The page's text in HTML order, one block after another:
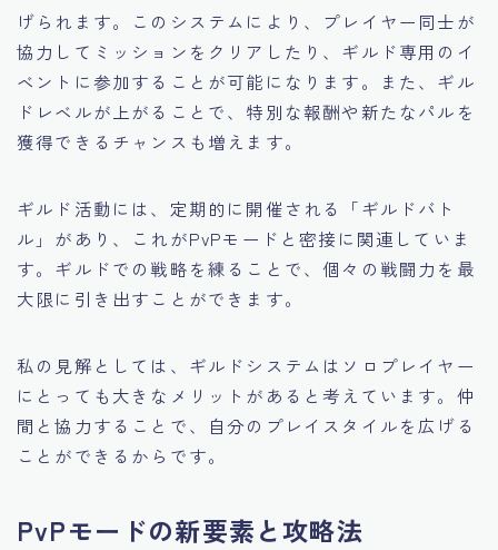
げられます。このシステムにより、プレイヤー同士が
協力してミッションをクリアしたり、ギルド専用のイ
ベントに参加することが可能になります。また、ギル
ドレベルが上がることで、特別な報酬や新たなパルを
獲得できるチャンスも増えます。
ギルド活動には、定期的に開催される「ギルドバト
ル」があり、これがPvPモードと密接に関連していま
す。ギルドでの戦略を練ることで、個々の戦闘力を最
大限に引き出すことができます。
私の見解としては、ギルドシステムはソロプレイヤー
にとっても大きなメリットがあると考えています。仲
間と協力することで、自分のプレイスタイルを広げる
ことができるからです。
PvPモードの新要素と攻略法